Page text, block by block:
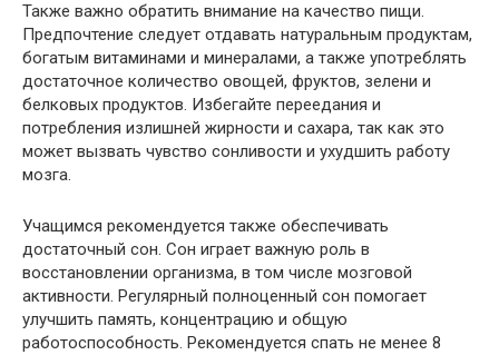
Также важно обратить внимание на качество пищи.
Предпочтение следует отдавать натуральным продуктам,
богатым витаминами и минералами, а также употреблять
достаточное количество овощей, фруктов, зелени и
белковых продуктов. Избегайте переедания и
потребления излишней жирности и сахара, так как это
может вызвать чувство сонливости и ухудшить работу
мозга.
Учащимся рекомендуется также обеспечивать
достаточный сон. Сон играет важную роль в
восстановлении организма, в том числе мозговой
активности. Регулярный полноценный сон помогает
улучшить память, концентрацию и общую
работоспособность. Рекомендуется спать не менее 8